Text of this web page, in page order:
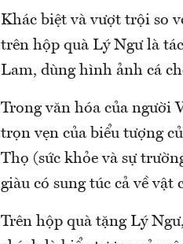
Khác biệt và vượt trội so
trên hộp quà Lý Ngư là
Lam, dùng hình ảnh cá
Trong văn hóa của người
trọn vẹn của biểu tượng
Thọ (sức khỏe và sự
giàu có sung túc cả về
Trên hộp quà tặng Lý